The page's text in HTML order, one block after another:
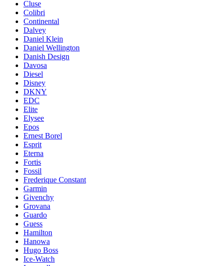
Cluse
Colibri
Continental
Dalvey
Daniel Klein
Daniel Wellington
Danish Design
Davosa
Diesel
Disney
DKNY
EDC
Elite
Elysee
Epos
Ernest Borel
Esprit
Eterna
Fortis
Fossil
Frederique Constant
Garmin
Givenchy
Grovana
Guardo
Guess
Hamilton
Hanowa
Hugo Boss
Ice-Watch